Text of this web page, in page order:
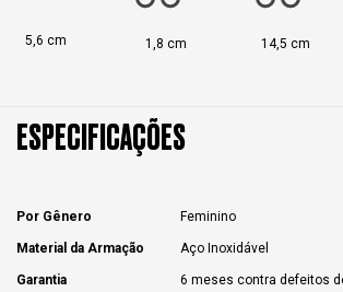
5,6 cm 1,8 cm 14,5 cm
ESPECIFICAÇÕES
Por Gênero Feminino
Material da Armação Aço Inoxidável
Garantia 6 meses contra defeitos